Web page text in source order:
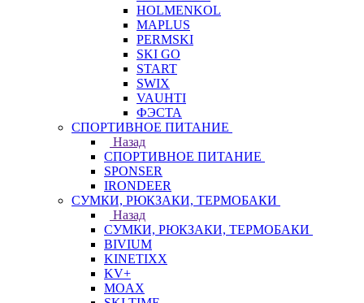
HOLMENKOL
MAPLUS
PERMSKI
SKI GO
START
SWIX
VAUHTI
ФЭСТА
СПОРТИВНОЕ ПИТАНИЕ
Назад
СПОРТИВНОЕ ПИТАНИЕ
SPONSER
IRONDEER
СУМКИ, РЮКЗАКИ, ТЕРМОБАКИ
Назад
СУМКИ, РЮКЗАКИ, ТЕРМОБАКИ
BIVIUM
KINETIXX
KV+
MOAX